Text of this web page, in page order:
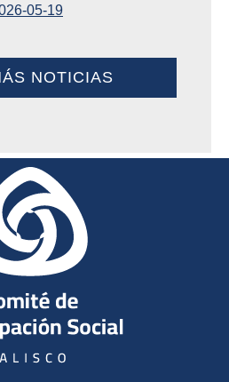
05-19
NOTICIAS